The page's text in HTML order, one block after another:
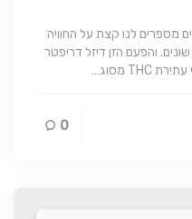
מספרים לנו קצת על החוויה
והפעם הזן דיזל דריפטר
0